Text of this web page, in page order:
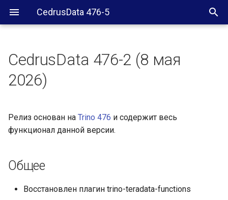
CedrusData 476-5
CedrusData 476-2 (8 мая
2026)
Релиз основан на Trino 476 и содержит весь
функционал данной версии.
Общее
Восстановлен плагин trino-teradata-functions